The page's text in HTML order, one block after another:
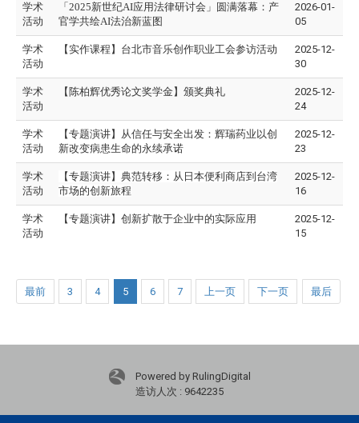
学术
活动
「2025新世纪AI应用法律研讨会」圆满落幕：产
官学共绘AI法治新蓝图
2026-01-
05
学术
活动
【实作课程】台北市音乐创作职业工会参访活动
2025-12-
30
学术
活动
【陈柏辉优秀论文奖学金】颁奖典礼
2025-12-
24
学术
活动
【专题演讲】从信任与安全出发：辉瑞药业以创
新改变病患生命的永续承诺
2025-12-
23
学术
活动
【专题演讲】典范转移：从日本便利商店到台湾
市场的创新旅程
2025-12-
16
学术
活动
【专题演讲】创新扩散于企业中的实际应用
2025-12-
15
最前 3 4 5 6 7 上一页 下一页 最后
Powered by RulingDigital
造访人次 : 9642235